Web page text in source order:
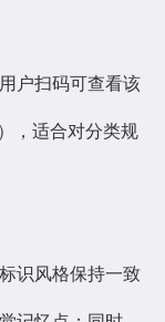
户扫码可查看该
，适合对分类规
识风格保持一致